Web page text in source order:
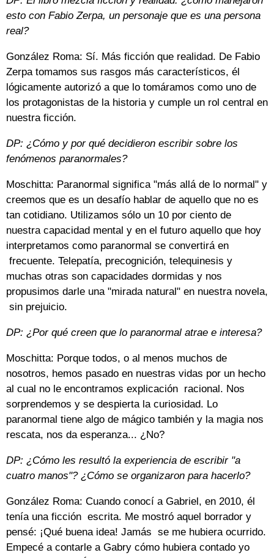
esto con Fabio Zerpa, un personaje que es una persona
real?
González Roma: Sí. Más ficción que realidad. De Fabio
Zerpa tomamos sus rasgos más característicos, él
lógicamente autorizó a que lo tomáramos como uno de
los protagonistas de la historia y cumple un rol central en
nuestra ficción.
DP: ¿Cómo y por qué decidieron escribir sobre los
fenómenos paranormales?
Moschitta: Paranormal significa "más allá de lo normal" y
creemos que es un desafío hablar de aquello que no es
tan cotidiano. Utilizamos sólo un 10 por ciento de
nuestra capacidad mental y en el futuro aquello que hoy
interpretamos como paranormal se convertirá en
frecuente. Telepatía, precognición, telequinesis y
muchas otras son capacidades dormidas y nos
propusimos darle una "mirada natural" en nuestra novela,
sin prejuicio.
DP: ¿Por qué creen que lo paranormal atrae e interesa?
Moschitta: Porque todos, o al menos muchos de
nosotros, hemos pasado en nuestras vidas por un hecho
al cual no le encontramos explicación racional. Nos
sorprendemos y se despierta la curiosidad. Lo
paranormal tiene algo de mágico también y la magia nos
rescata, nos da esperanza... ¿No?
DP: ¿Cómo les resultó la experiencia de escribir "a
cuatro manos"? ¿Cómo se organizaron para hacerlo?
González Roma: Cuando conocí a Gabriel, en 2010, él
tenía una ficción escrita. Me mostró aquel borrador y
pensé: ¡Qué buena idea! Jamás se me hubiera ocurrido.
Empecé a contarle a Gabry cómo hubiera contado yo